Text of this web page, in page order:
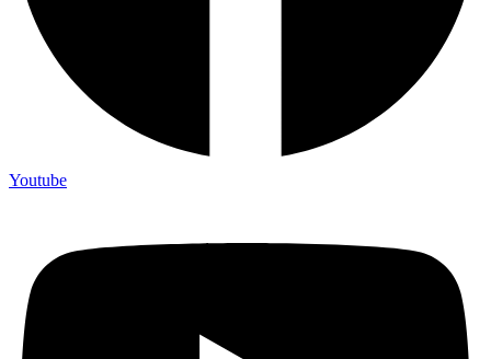
Youtube